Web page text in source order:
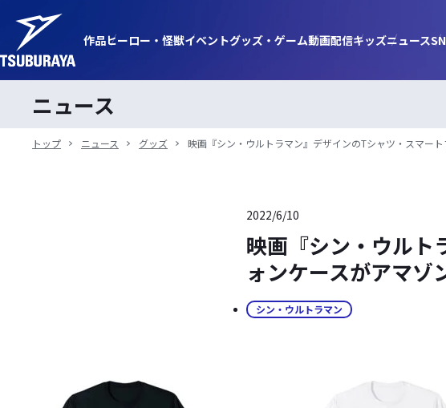
作品ヒーロー・ 怪獣イベントグッズ・ ゲーム動画配信キッズニュース
ニュース
トップ ニュース グッズ 映画『シン・ウルトラマン』デザインのTシャツ・スマー
2022/6/10
映画『シン・ウルト
ォンケースがアマゾ
シン・ウルトラマン